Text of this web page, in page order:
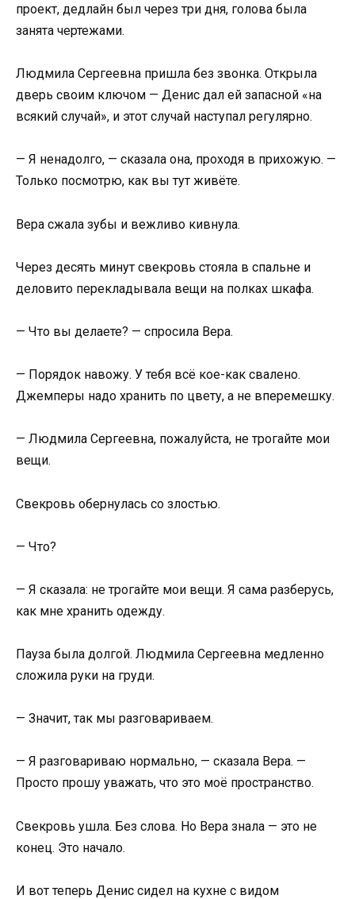
проект, дедлайн был через три дня, голова была
занята чертежами.
Людмила Сергеевна пришла без звонка. Открыла
дверь своим ключом — Денис дал ей запасной «на
всякий случай», и этот случай наступал регулярно.
— Я ненадолго, — сказала она, проходя в прихожую. —
Только посмотрю, как вы тут живёте.
Вера сжала зубы и вежливо кивнула.
Через десять минут свекровь стояла в спальне и
деловито перекладывала вещи на полках шкафа.
— Что вы делаете? — спросила Вера.
— Порядок навожу. У тебя всё кое-как свалено.
Джемперы надо хранить по цвету, а не вперемешку.
— Людмила Сергеевна, пожалуйста, не трогайте мои
вещи.
Свекровь обернулась со злостью.
— Что?
— Я сказала: не трогайте мои вещи. Я сама разберусь,
как мне хранить одежду.
Пауза была долгой. Людмила Сергеевна медленно
сложила руки на груди.
— Значит, так мы разговариваем.
— Я разговариваю нормально, — сказала Вера. —
Просто прошу уважать, что это моё пространство.
Свекровь ушла. Без слова. Но Вера знала — это не
конец. Это начало.
И вот теперь Денис сидел на кухне с видом